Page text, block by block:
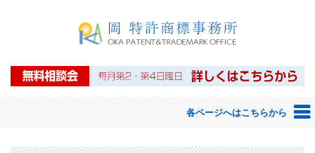
各ページへはこちらから